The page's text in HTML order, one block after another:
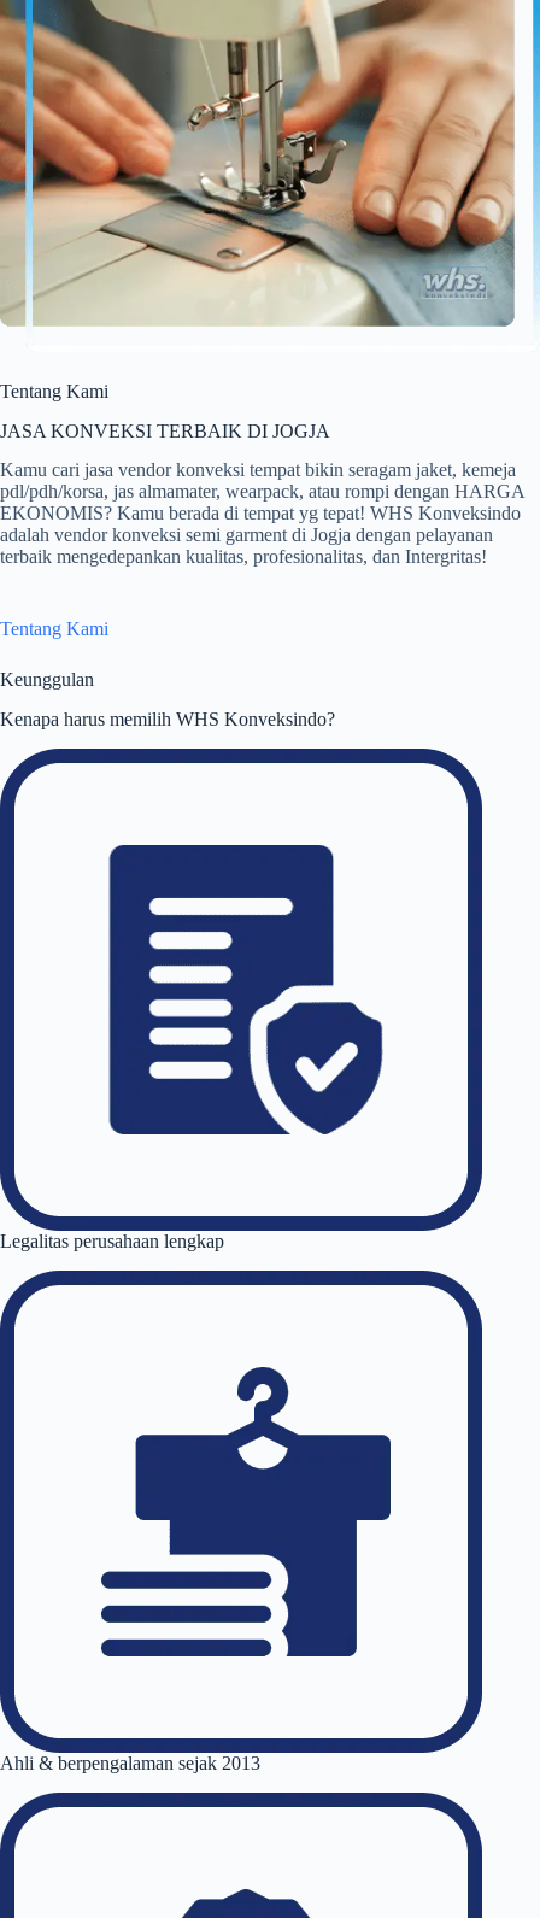
Tentang Kami
JASA KONVEKSI TERBAIK DI JOGJA
Kamu cari jasa vendor konveksi tempat bikin seragam jaket, kemeja
pdl/pdh/korsa, jas almamater, wearpack, atau rompi dengan HARGA
EKONOMIS? Kamu berada di tempat yg tepat! WHS Konveksindo
adalah vendor konveksi semi garment di Jogja dengan pelayanan
terbaik mengedepankan kualitas, profesionalitas, dan Intergritas!
Tentang Kami
Keunggulan
Kenapa harus memilih WHS Konveksindo?
Legalitas perusahaan lengkap
Ahli & berpengalaman sejak 2013